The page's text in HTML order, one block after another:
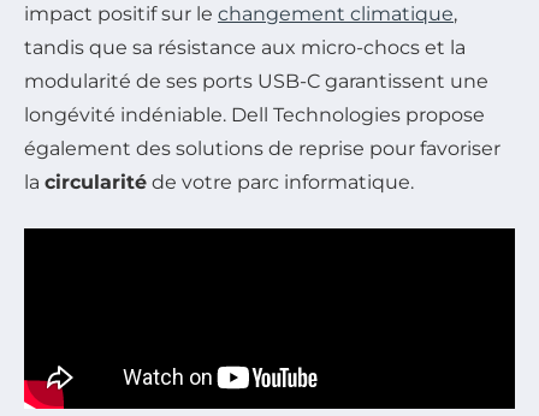
impact positif sur le changement climatique,
tandis que sa résistance aux micro-chocs et la
modularité de ses ports USB-C garantissent une
longévité indéniable. Dell Technologies propose
également des solutions de reprise pour favoriser
la circularité de votre parc informatique.